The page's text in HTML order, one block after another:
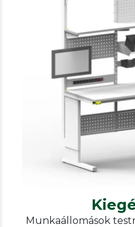
ESD and non-
Munkaállomások